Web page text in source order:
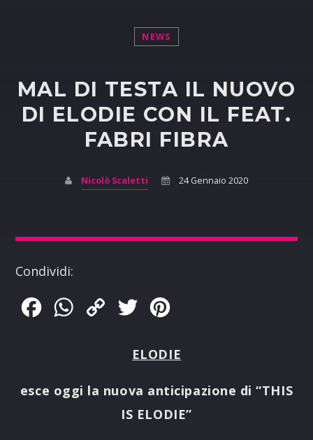
NEWS
MAL DI TESTA IL NUOVO
DI ELODIE CON IL FEAT.
FABRI FIBRA
Nicolò Scaletti 24 Gennaio 2020
Condividi:
FacebookWhatsApp
Copy
Twitter
ELODIE
esce oggi la nuova anticipazione di “THIS
IS ELODIE”